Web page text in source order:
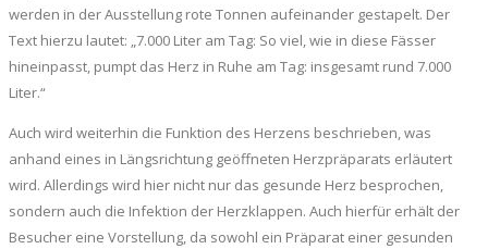
werden in der Ausstellung rote Tonnen aufeinander gestapelt. Der
Text hierzu lautet: „7.000 Liter am Tag: So viel, wie in diese Fässer
hineinpasst, pumpt das Herz in Ruhe am Tag: insgesamt rund 7.000
Liter.“
Auch wird weiterhin die Funktion des Herzens beschrieben, was
anhand eines in Längsrichtung geöffneten Herzpräparats erläutert
wird. Allerdings wird hier nicht nur das gesunde Herz besprochen,
sondern auch die Infektion der Herzklappen. Auch hierfür erhält der
Besucher eine Vorstellung, da sowohl ein Präparat einer gesunden